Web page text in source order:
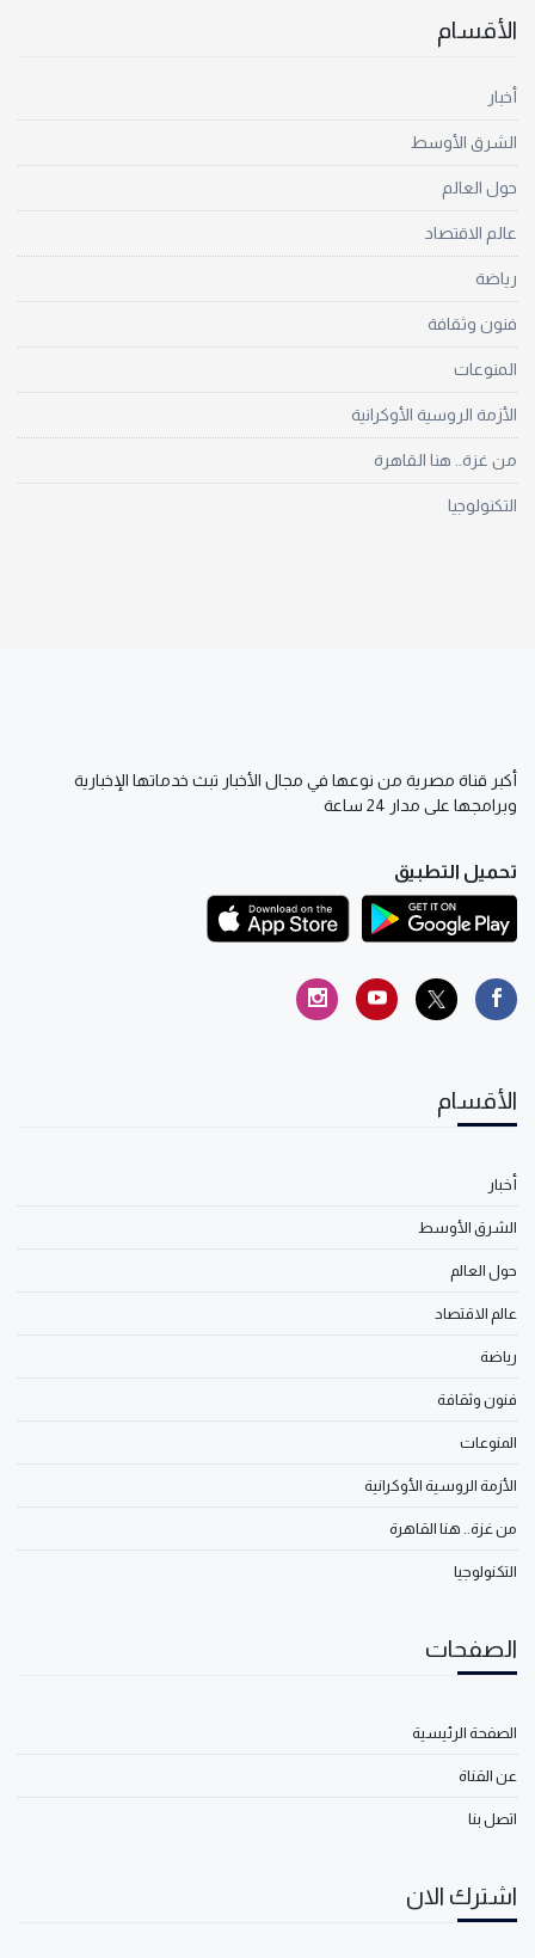
الأقسام
أخبار
الشرق الأوسط
حول العالم
عالم الاقتصاد
رياضة
فنون وثقافة
المنوعات
الأزمة الروسية الأوكرانية
من غزة.. هنا القاهرة
التكنولوجيا
أكبر قناة مصرية من نوعها في مجال الأخبار تبث خدماتها الإخبارية
وبرامجها على مدار 24 ساعة
تحميل التطبيق
الأقسام
أخبار
الشرق الأوسط
حول العالم
عالم الاقتصاد
رياضة
فنون وثقافة
المنوعات
الأزمة الروسية الأوكرانية
من غزة.. هنا القاهرة
التكنولوجيا
الصفحات
الصفحة الرئيسية
عن القناة
اتصل بنا
اشترك الان